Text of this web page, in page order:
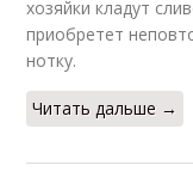
хозяйки кладут
приобретет
нотку.
Читать дальше →